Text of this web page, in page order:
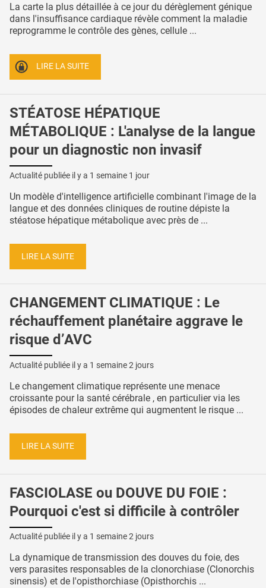
La carte la plus détaillée à ce jour du dérèglement génique
dans l'insuffisance cardiaque révèle comment la maladie
reprogramme le contrôle des gènes, cellule ...
LIRE LA SUITE
STÉATOSE HÉPATIQUE
MÉTABOLIQUE : L'analyse de la langue
pour un diagnostic non invasif
Actualité publiée il y a 1 semaine 1 jour
Un modèle d'intelligence artificielle combinant l'image de la
langue et des données cliniques de routine dépiste la
stéatose hépatique métabolique avec près de ...
LIRE LA SUITE
CHANGEMENT CLIMATIQUE : Le
réchauffement planétaire aggrave le
risque d’AVC
Actualité publiée il y a 1 semaine 2 jours
Le changement climatique représente une menace
croissante pour la santé cérébrale , en particulier via les
épisodes de chaleur extrême qui augmentent le risque ...
LIRE LA SUITE
FASCIOLASE ou DOUVE DU FOIE :
Pourquoi c'est si difficile à contrôler
Actualité publiée il y a 1 semaine 2 jours
La dynamique de transmission des douves du foie, des
vers parasites responsables de la clonorchiase (Clonorchis
sinensis) et de l'opisthorchiase (Opisthorchis ...